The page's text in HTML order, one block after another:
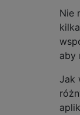
Nie
aby
Jak